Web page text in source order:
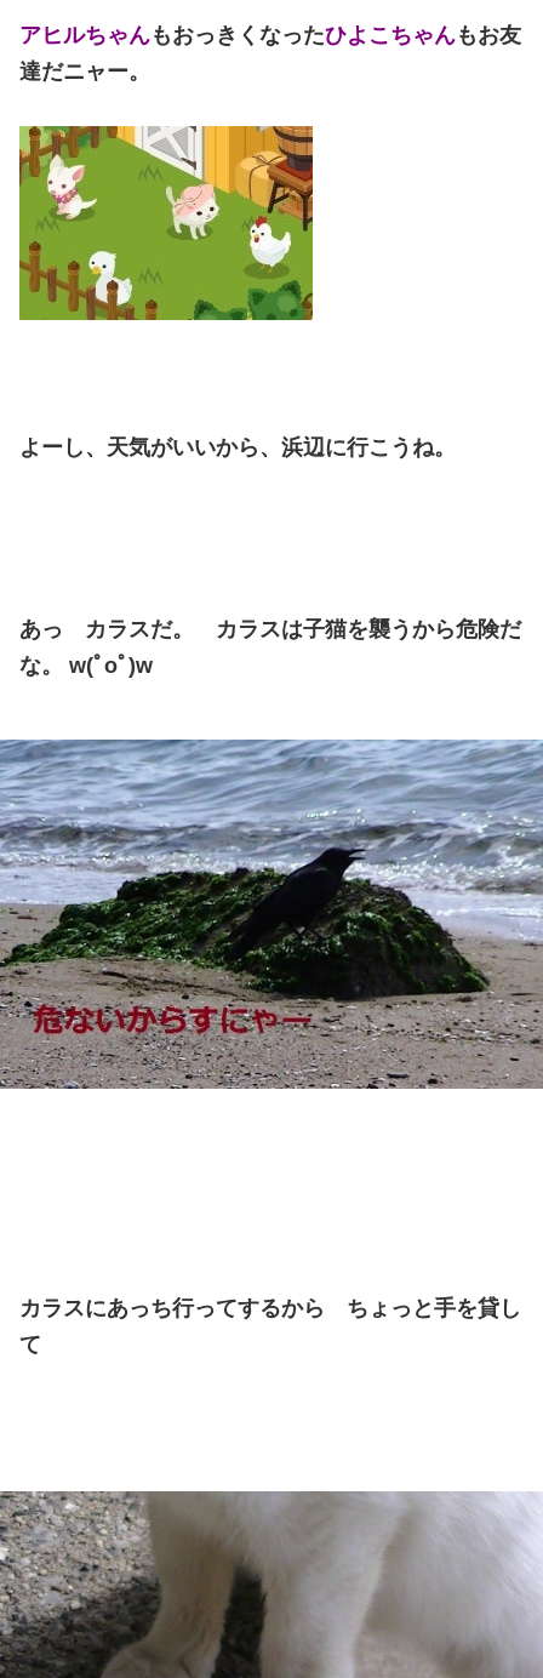
アヒルちゃんもおっきくなったひよこちゃんもお友
達だニャー。
よーし、天気がいいから、浜辺に行こうね。
あっ カラスだ。 カラスは子猫を襲うから危険だ
な。 w(ﾟoﾟ)w
カラスにあっち行ってするから ちょっと手を貸し
て